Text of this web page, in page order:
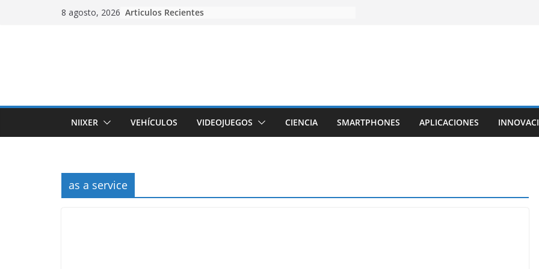
8 agosto, 2026 Articulos Recientes
NIIXER VEHÍCULOS VIDEOJUEGOS CIENCIA SMARTPHONES APLICACIONES
as a service